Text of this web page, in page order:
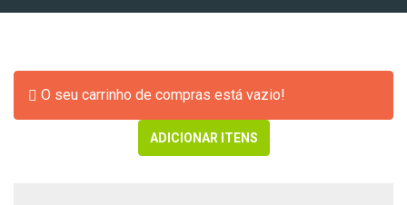
Error:
O seu carrinho de compras está vazio!
ADICIONAR ITENS